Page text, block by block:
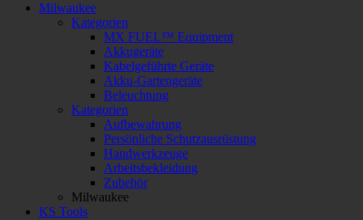
Milwaukee
Kategorien
MX FUEL™ Equipment
Akkugeräte
Kabelgeführte Geräte
Akku-Gartengeräte
Beleuchtung
Kategorien
Aufbewahrung
Persönliche Schutzausrüstung
Handwerkzeuge
Arbeitsbekleidung
Zubehör
Milwaukee
KS Tools